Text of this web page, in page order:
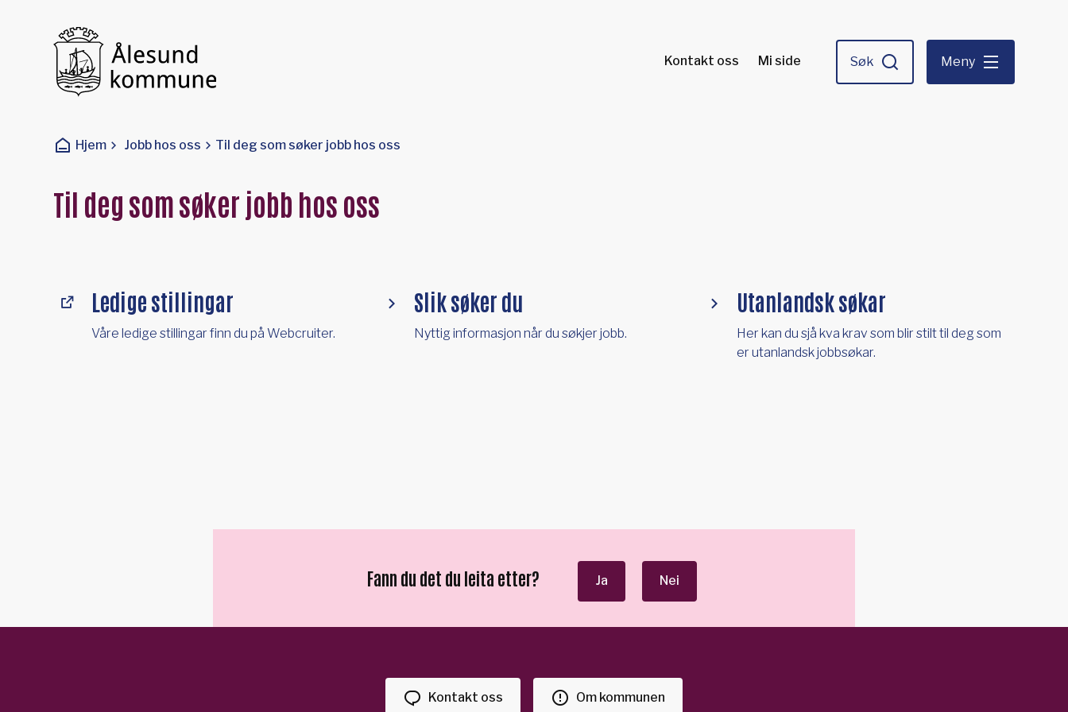
Kontakt oss Mi side Søk Meny
Du er her:
Hjem Jobb hos oss Til deg som søker jobb hos oss
Til deg som søker jobb hos oss
Ledige stillingar
Våre ledige stillingar finn du på Webcruiter.
Slik søker du
Nyttig informasjon når du søkjer jobb.
Utanlandsk søkar
Her kan du sjå kva krav som blir stilt til deg som
er utanlandsk jobbsøkar.
Fann du det du leita etter? Ja Nei
Kontakt oss Om kommunen